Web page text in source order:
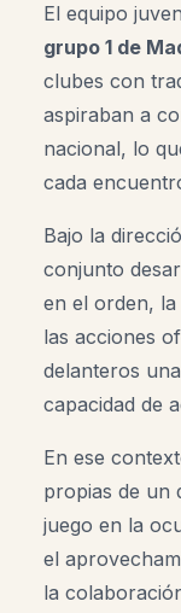
El equipo
grupo 1 de
clubes con
aspiraban a
nacional, lo
cada
Bajo la
conjunto
en el orden, la
las acciones
delanteros
capacidad de
En ese
propias de un
juego en la
el
la